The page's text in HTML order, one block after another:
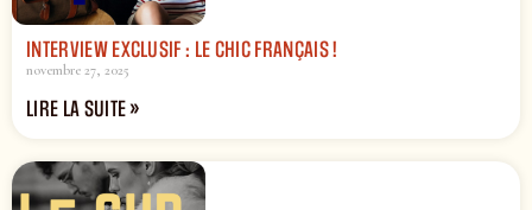
INTERVIEW EXCLUSIF : LE CHIC FRANÇAIS !
novembre 27, 2025
LIRE LA SUITE »